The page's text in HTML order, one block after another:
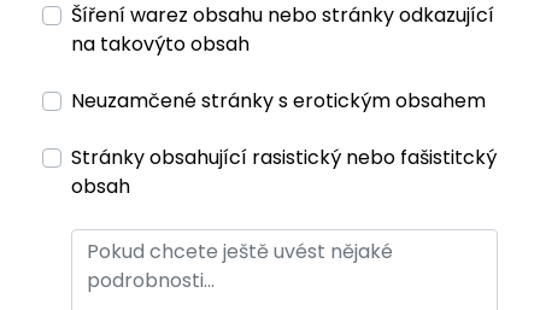
Šíření warez obsahu nebo stránky odkazující
na takovýto obsah
Neuzamčené stránky s erotickým obsahem
Stránky obsahující rasistický nebo fašistitcký
obsah